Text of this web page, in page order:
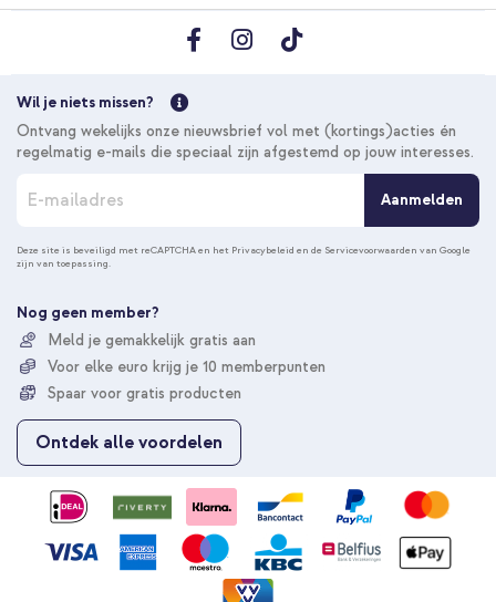
Wil je niets missen?
Ontvang wekelijks onze nieuwsbrief vol met (kortings)acties én
regelmatig e-mails die speciaal zijn afgestemd op jouw interesses.
n
n
e
u
o
p
o
z
Aanmelden
Deze site is beveiligd met reCAPTCHA en het Privacybeleid en de Servicevoorwaarden van Google
zijn van toepassing.
Nog geen member?
Meld je gemakkelijk gratis aan
Voor elke euro krijg je 10 memberpunten
Spaar voor gratis producten
Ontdek alle voordelen